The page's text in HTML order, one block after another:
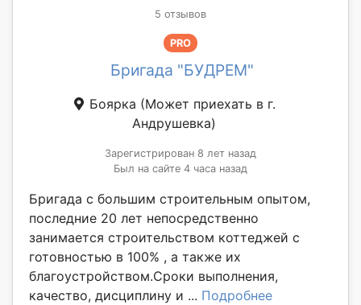
5 отзывов
PRO
Бригада "БУДРЕМ"
Боярка (Может приехать в г.
Андрушевка)
Зарегистрирован 8 лет назад
Был на сайте 4 часа назад
Бригада с большим строительным опытом,
последние 20 лет непосредственно
занимается строительством коттеджей с
готовностью в 100% , а также их
благоустройством.Сроки выполнения,
качество, дисциплину и ... Подробнее